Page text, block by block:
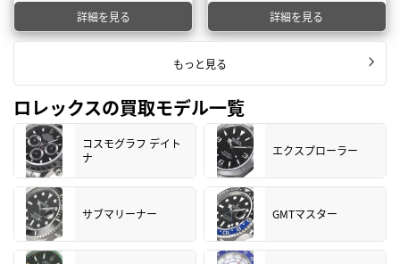
詳細を見る 詳細を見る
もっと見る
ロレックスの買取モデル一覧
コスモグラフ デイト
ナ
エクスプローラー
サブマリーナー GMTマスター